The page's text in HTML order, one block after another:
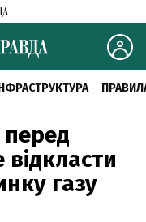
газу